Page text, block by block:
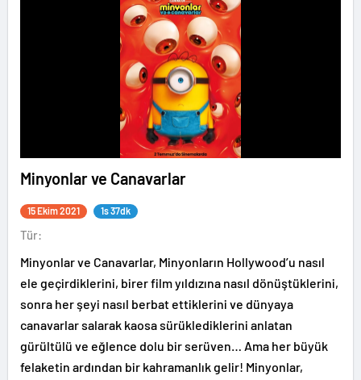
Minyonlar ve Canavarlar
15 Ekim 2021 1s 37dk
Tür:
Minyonlar ve Canavarlar, Minyonların Hollywood’u nasıl
ele geçirdiklerini, birer film yıldızına nasıl dönüştüklerini,
sonra her şeyi nasıl berbat ettiklerini ve dünyaya
canavarlar salarak kaosa sürüklediklerini anlatan
gürültülü ve eğlence dolu bir serüven… Ama her büyük
felaketin ardından bir kahramanlık gelir! Minyonlar,